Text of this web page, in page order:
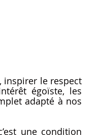
inspirer le respect
égoïste, les
adapté à nos
une condition